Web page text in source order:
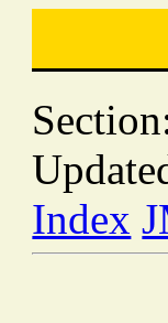
Index